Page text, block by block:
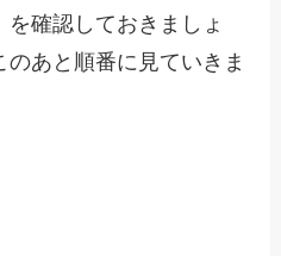
を確認しておきましょ
あと順番に見ていきま